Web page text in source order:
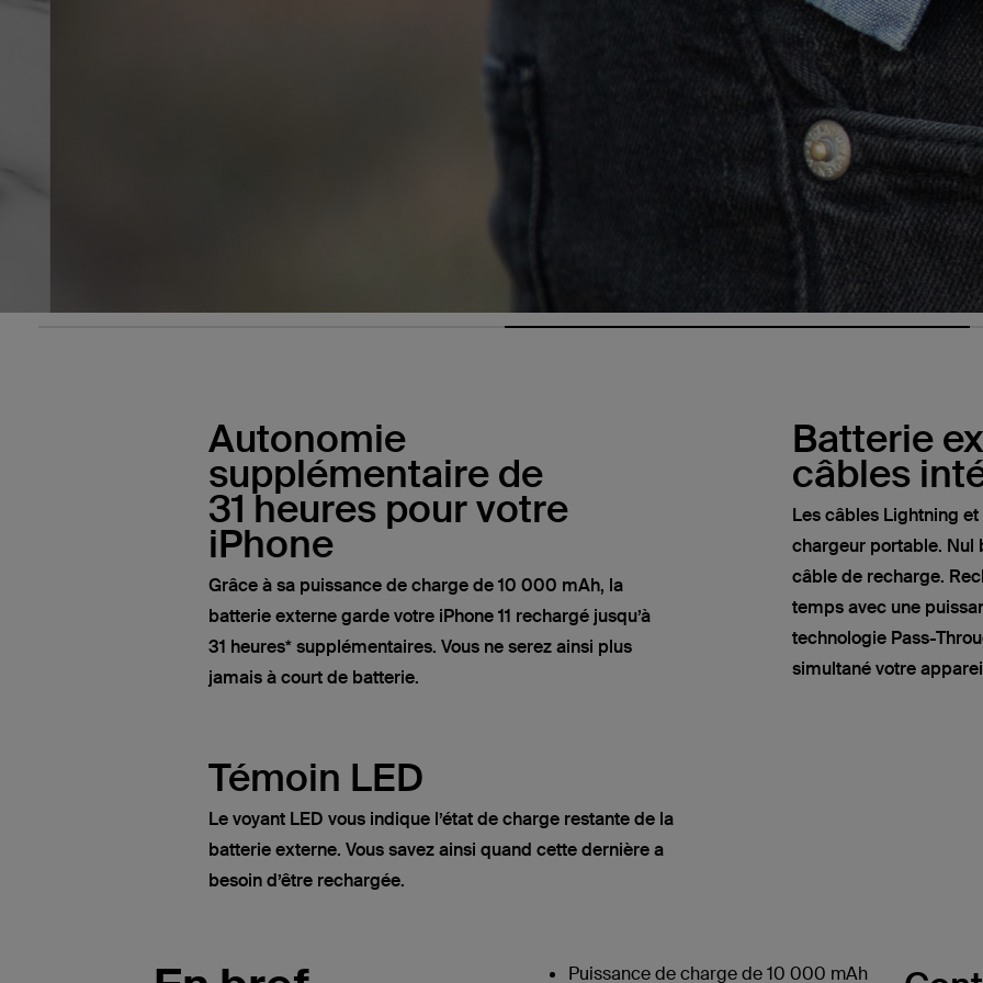
Autonomie
supplémentaire de
31 heures pour votre
iPhone
Grâce à sa puissance de charge de 10 000 mAh, la
batterie externe garde votre iPhone 11 rechargé jusqu’à
31 heures* supplémentaires. Vous ne serez ainsi plus
jamais à court de batterie.
Batterie
câbles
Les câbles Lightning
chargeur portable. Nul
câble de recharge.
temps avec une
technologie Pass-
simultané votre
Témoin LED
Le voyant LED vous indique l’état de charge restante de la
batterie externe. Vous savez ainsi quand cette dernière a
besoin d’être rechargée.
Puissance de charge de 10 000 mAh